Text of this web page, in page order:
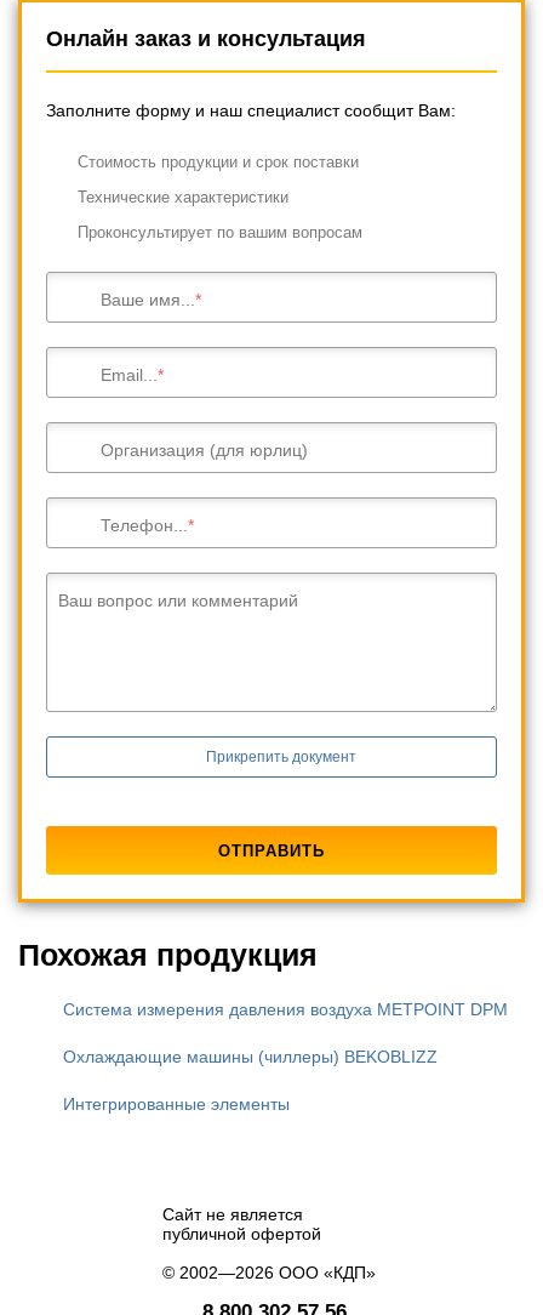
Онлайн заказ и консультация
Заполните форму и наш специалист сообщит Вам:
Cтоимость продукции и срок поставки
Технические характеристики
Проконсультирует по вашим вопросам
Ваше имя...
Email...
Организация (для юрлиц)
Телефон...
Ваш вопрос или комментарий
Прикрепить документ
Похожая продукция
Система измерения давления воздуха METPOINT DPM
Охлаждающие машины (чиллеры) BEKOBLIZZ
Интегрированные элементы
Сайт не является
публичной офертой
© 2002—2026 ООО «КДП»